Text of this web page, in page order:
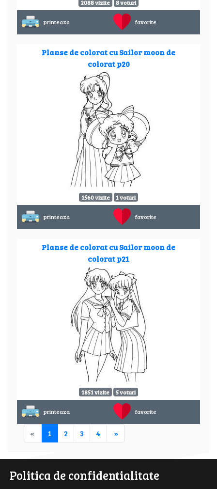
2088 vizite 8 voturi
printeaza favorite
Planse de colorat cu Sailor moon de
colorat p20
1560 vizite 1 voturi
printeaza favorite
Planse de colorat cu Sailor moon de
colorat p21
1851 vizite 5 voturi
printeaza favorite
« 1 2 3 4 »
Politica de confidentialitate